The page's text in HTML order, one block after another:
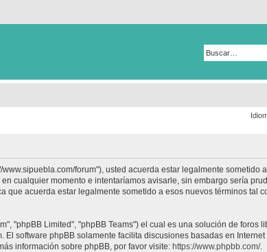
forum"), usted acuerda estar legalmente sometido
cualquier momento e intentaríamos avisarle, sin embargo sería
acuerda estar legalmente sometido a esos nuevos términos tal
"phpBB Limited", "phpBB Teams") el cual es una solución de foros
. El software phpBB solamente facilita discusiones basadas en Internet
información sobre phpBB, por favor visite: https://www.phpbb.com/.